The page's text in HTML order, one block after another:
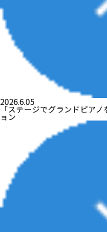
2026.6.05
「ステージでグランドピア
ョン